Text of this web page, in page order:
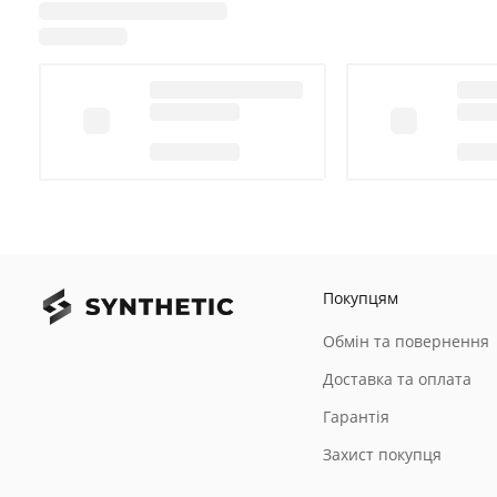
Покупцям
Обмін та повернення
Доставка та оплата
Гарантія
Захист покупця